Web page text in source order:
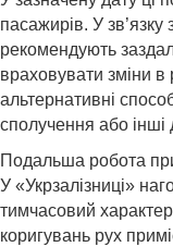
пасажирів. У
рекомендують
враховувати зміни в
альтернативні
сполучення або інші
Подальша робота
У «Укрзалізниці»
тимчасовий
коригувань рух